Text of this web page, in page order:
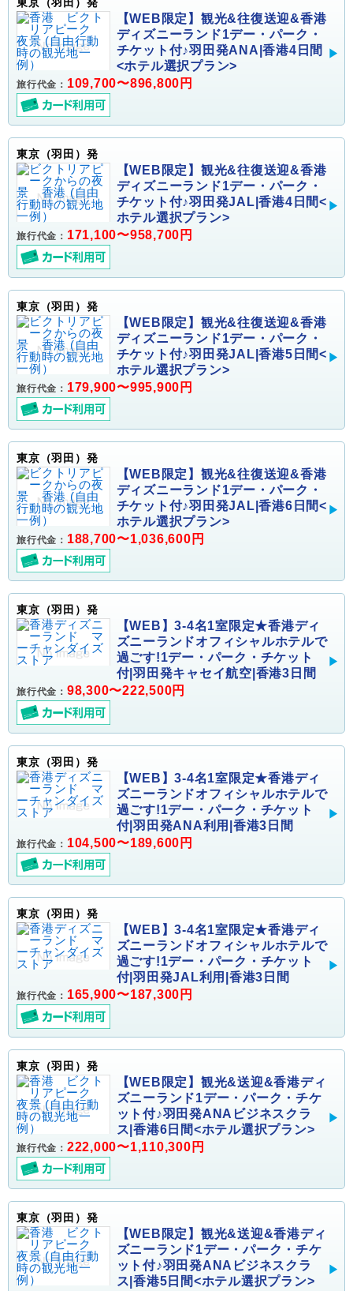
【WEB限定】観光&往復送迎&香港
ディズニーランド1デー・パーク・
チケット付♪羽田発ANA|香港4日間
<ホテル選択プラン>
旅行代金： 109,700〜896,800円
東京（羽田）発
【WEB限定】観光&往復送迎&香港
ディズニーランド1デー・パーク・
チケット付♪羽田発JAL|香港4日間<
ホテル選択プラン>
旅行代金： 171,100〜958,700円
東京（羽田）発
【WEB限定】観光&往復送迎&香港
ディズニーランド1デー・パーク・
チケット付♪羽田発JAL|香港5日間<
ホテル選択プラン>
旅行代金： 179,900〜995,900円
東京（羽田）発
【WEB限定】観光&往復送迎&香港
ディズニーランド1デー・パーク・
チケット付♪羽田発JAL|香港6日間<
ホテル選択プラン>
旅行代金： 188,700〜1,036,600円
東京（羽田）発
【WEB】3-4名1室限定★香港ディ
ズニーランドオフィシャルホテルで
過ごす!1デー・パーク・チケット
付|羽田発キャセイ航空|香港3日間
旅行代金： 98,300〜222,500円
東京（羽田）発
【WEB】3-4名1室限定★香港ディ
ズニーランドオフィシャルホテルで
過ごす!1デー・パーク・チケット
付|羽田発ANA利用|香港3日間
旅行代金： 104,500〜189,600円
東京（羽田）発
【WEB】3-4名1室限定★香港ディ
ズニーランドオフィシャルホテルで
過ごす!1デー・パーク・チケット
付|羽田発JAL利用|香港3日間
旅行代金： 165,900〜187,300円
東京（羽田）発
【WEB限定】観光&送迎&香港ディ
ズニーランド1デー・パーク・チケ
ット付♪羽田発ANAビジネスクラ
ス|香港6日間<ホテル選択プラン>
旅行代金： 222,000〜1,110,300円
東京（羽田）発
【WEB限定】観光&送迎&香港ディ
ズニーランド1デー・パーク・チケ
ット付♪羽田発ANAビジネスクラ
ス|香港5日間<ホテル選択プラン>